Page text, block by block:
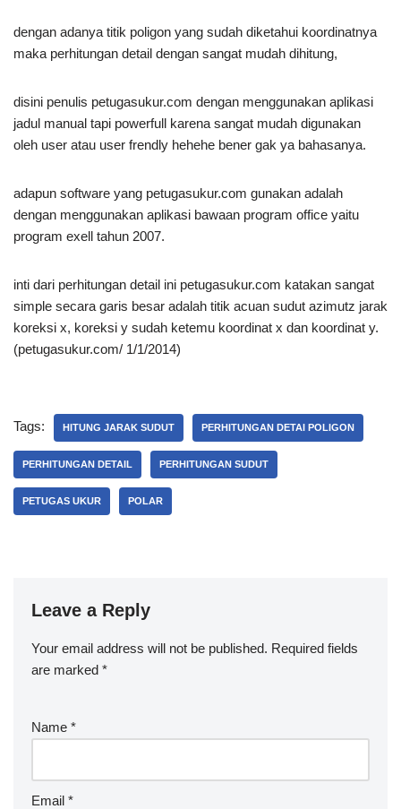
dengan adanya titik poligon yang sudah diketahui koordinatnya
maka perhitungan detail dengan sangat mudah dihitung,
disini penulis petugasukur.com dengan menggunakan aplikasi
jadul manual tapi powerfull karena sangat mudah digunakan
oleh user atau user frendly hehehe bener gak ya bahasanya.
adapun software yang petugasukur.com gunakan adalah
dengan menggunakan aplikasi bawaan program office yaitu
program exell tahun 2007.
inti dari perhitungan detail ini petugasukur.com katakan sangat
simple secara garis besar adalah titik acuan sudut azimutz jarak
koreksi x, koreksi y sudah ketemu koordinat x dan koordinat y.
(petugasukur.com/ 1/1/2014)
Tags: HITUNG JARAK SUDUT PERHITUNGAN DETAI POLIGON
PERHITUNGAN DETAIL PERHITUNGAN SUDUT
PETUGAS UKUR POLAR
Leave a Reply
Your email address will not be published. Required fields
are marked *
Name *
Email *